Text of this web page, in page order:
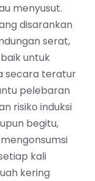
menyusut.
disarankan
serat,
untuk
secara teratur
pelebaran
risiko induksi
begitu,
kali
kering